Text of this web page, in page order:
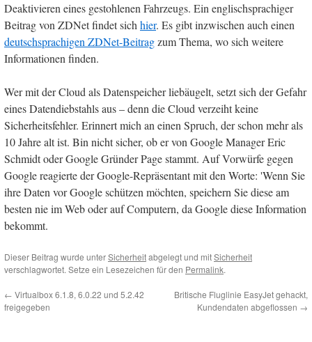
Deaktivieren eines gestohlenen Fahrzeugs. Ein englischsprachiger
Beitrag von ZDNet findet sichhier. Es gibt inzwischen auch einen
deutschsprachigen ZDNet-Beitragzum Thema, wo sich weitere
Informationen finden.
Wer mit der Cloud als Datenspeicher liebäugelt, setzt sich der Gefahr
eines Datendiebstahls aus – denn die Cloud verzeiht keine
Sicherheitsfehler. Erinnert mich an einen Spruch, der schon mehr als
10 Jahre alt ist. Bin nicht sicher, ob er von Google Manager Eric
Schmidt oder Google Gründer Page stammt. Auf Vorwürfe gegen
Google reagierte der Google-Repräsentant mit den Worte: 'Wenn Sie
ihre Daten vor Google schützen möchten, speichern Sie diese am
besten nie im Web oder auf Computern, da Google diese Information
bekommt.
Dieser Beitrag wurde unterSicherheitabgelegt und mitSicherheit
verschlagwortet. Setze ein Lesezeichen für den Permalink.
← Virtualbox 6.1.8, 6.0.22 und 5.2.42
freigegeben
Britische Fluglinie EasyJet gehackt,
Kundendaten abgeflossen →